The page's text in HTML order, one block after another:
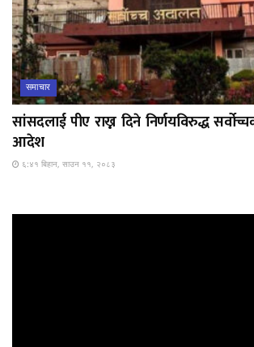
समाचार
सांसदलाई पीए राख्न दिने निर्णयविरुद्ध
आदेश
६:४१ बिहान, साउन ११, २०८३